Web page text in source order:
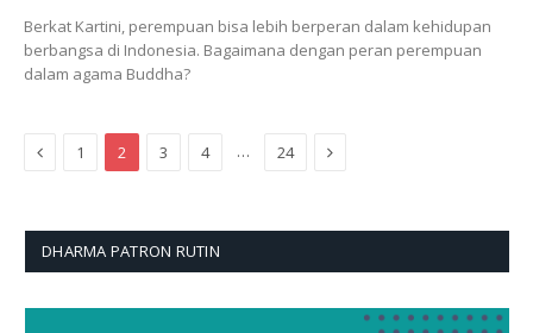
Berkat Kartini, perempuan bisa lebih berperan dalam kehidupan
berbangsa di Indonesia. Bagaimana dengan peran perempuan
dalam agama Buddha?
Previous
1 2 3 4 … 24 Next
DHARMA PATRON RUTIN